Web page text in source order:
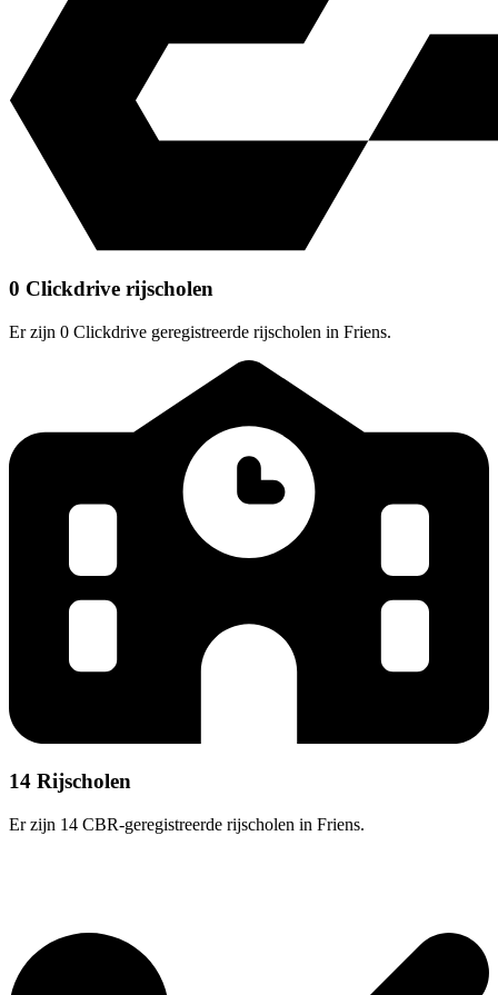
0 Clickdrive rijscholen
Er zijn 0 Clickdrive geregistreerde rijscholen in Friens.
14 Rijscholen
Er zijn 14 CBR-geregistreerde rijscholen in Friens.